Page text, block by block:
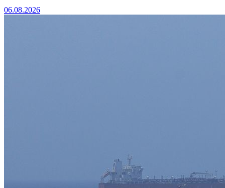
06.08.2026